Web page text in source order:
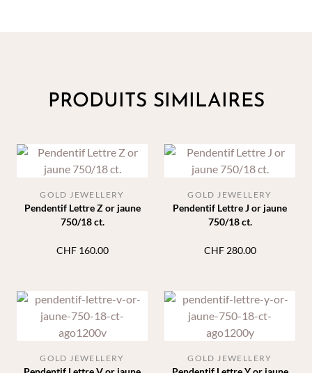
PRODUITS SIMILAIRES
Pendentif Lettre Z or jaune
750/18 ct.
GOLD JEWELLERY
CHF160.00
Pendentif Lettre J or jaune
750/18 ct.
GOLD JEWELLERY
CHF280.00
GOLD JEWELLERY GOLD JEWELLERY